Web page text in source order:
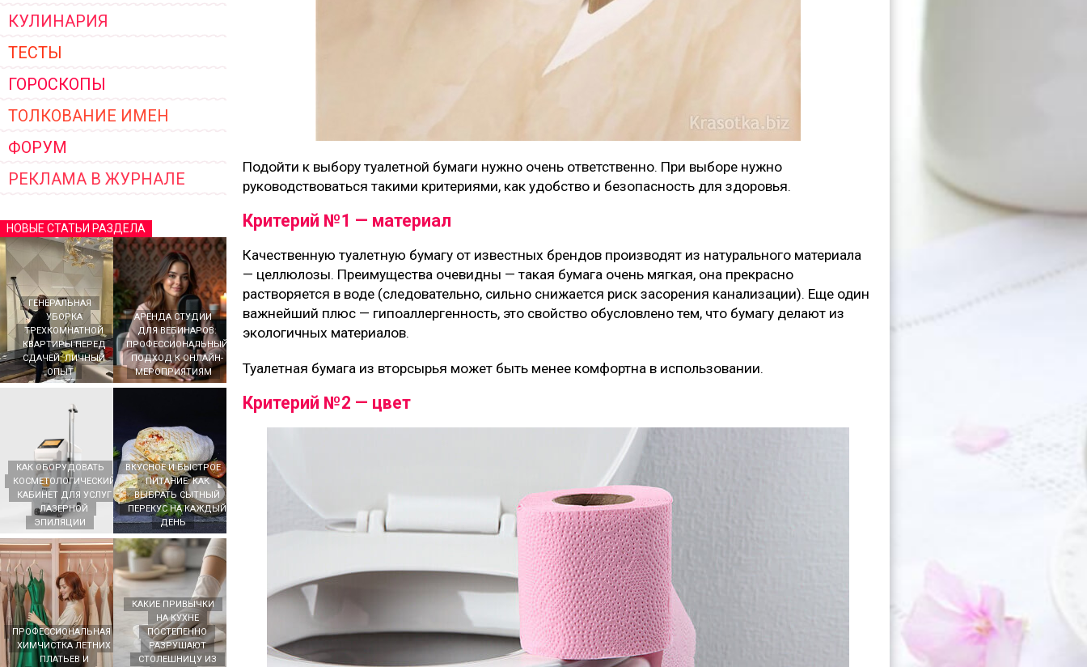
КУЛИНАРИЯ
ТЕСТЫ
ГОРОСКОПЫ
ТОЛКОВАНИЕ ИМЕН
ФОРУМ
РЕКЛАМА В ЖУРНАЛЕ
НОВЫЕ СТАТЬИ РАЗДЕЛА
ГЕНЕРАЛЬНАЯ
УБОРКА
ТРЕХКОМНАТНОЙ
КВАРТИРЫ ПЕРЕД
СДАЧЕЙ: ЛИЧНЫЙ
ОПЫТ
АРЕНДА СТУДИИ
ДЛЯ ВЕБИНАРОВ:
ПРОФЕССИОНАЛЬНЫЙ
ПОДХОД К ОНЛАЙН-
МЕРОПРИЯТИЯМ
КАК ОБОРУДОВАТЬ
КОСМЕТОЛОГИЧЕСКИЙ
КАБИНЕТ ДЛЯ УСЛУГ
ЛАЗЕРНОЙ
ЭПИЛЯЦИИ
ВКУСНОЕ И БЫСТРОЕ
ПИТАНИЕ: КАК
ВЫБРАТЬ СЫТНЫЙ
ПЕРЕКУС НА КАЖДЫЙ
ДЕНЬ
ПРОФЕССИОНАЛЬНАЯ
ХИМЧИСТКА ЛЕТНИХ
ПЛАТЬЕВ И
КАКИЕ ПРИВЫЧКИ
НА КУХНЕ
ПОСТЕПЕННО
РАЗРУШАЮТ
СТОЛЕШНИЦУ ИЗ
Подойти к выбору туалетной бумаги нужно очень ответственно. При выборе нужно
руководствоваться такими критериями, как удобство и безопасность для здоровья.
Критерий №1 — материал
Качественную туалетную бумагу от известных брендов производят из натурального материала
— целлюлозы. Преимущества очевидны — такая бумага очень мягкая, она прекрасно
растворяется в воде (следовательно, сильно снижается риск засорения канализации). Еще один
важнейший плюс — гипоаллергенность, это свойство обусловлено тем, что бумагу делают из
экологичных материалов.
Туалетная бумага из вторсырья может быть менее комфортна в использовании.
Критерий №2 — цвет